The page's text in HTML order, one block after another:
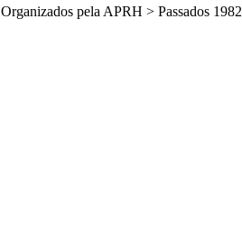
Organizados pela APRH > Passados 1982